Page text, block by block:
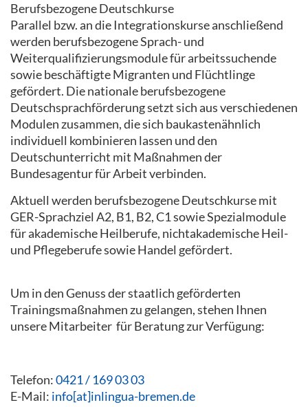
Berufsbezogene Deutschkurse
Parallel bzw. an die Integrationskurse anschließend
werden berufsbezogene Sprach- und
Weiterqualifizierungsmodule für arbeitssuchende
sowie beschäftigte Migranten und Flüchtlinge
gefördert. Die nationale berufsbezogene
Deutschsprachförderung setzt sich aus verschiedenen
Modulen zusammen, die sich baukastenähnlich
individuell kombinieren lassen und den
Deutschunterricht mit Maßnahmen der
Bundesagentur für Arbeit verbinden.
Aktuell werden berufsbezogene Deutschkurse mit
GER-Sprachziel A2, B1, B2, C1 sowie Spezialmodule
für akademische Heilberufe, nichtakademische Heil-
und Pflegeberufe sowie Handel gefördert.
Um in den Genuss der staatlich geförderten
Trainingsmaßnahmen zu gelangen, stehen Ihnen
unsere Mitarbeiter für Beratung zur Verfügung:
Telefon:0421 / 169 03 03
E-Mail: info[at]inlingua-bremen.de